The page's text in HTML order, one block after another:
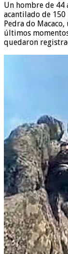
Un hombre de 44
acantilado de
Pedra do
últimos
quedaron